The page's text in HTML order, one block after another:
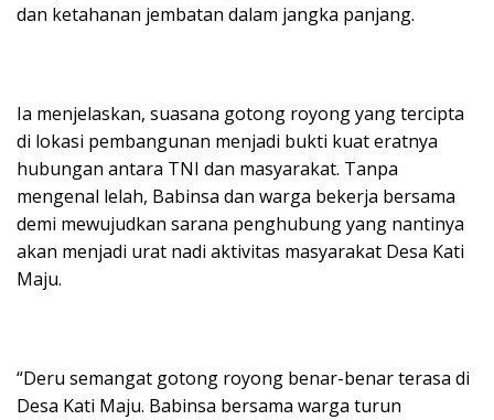
dan ketahanan jembatan dalam jangka panjang.
Ia menjelaskan, suasana gotong royong yang tercipta
di lokasi pembangunan menjadi bukti kuat eratnya
hubungan antara TNI dan masyarakat. Tanpa
mengenal lelah, Babinsa dan warga bekerja bersama
demi mewujudkan sarana penghubung yang nantinya
akan menjadi urat nadi aktivitas masyarakat Desa Kati
Maju.
“Deru semangat gotong royong benar-benar terasa di
Desa Kati Maju. Babinsa bersama warga turun